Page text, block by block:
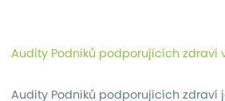
Audity Podniků podporujících zdraví
Audity Podniků podporujících zdraví